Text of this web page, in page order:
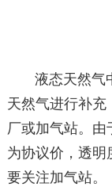
液态天然气
天然气进行补充
厂或加气站。由
为协议价，透明
要关注加气站。